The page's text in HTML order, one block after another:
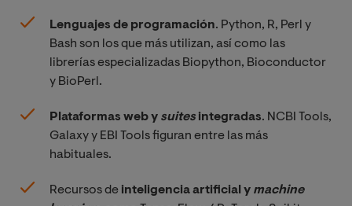
Lenguajes de programación. Python, R, Perl y
Bash son los que más utilizan, así como las
librerías especializadas Biopython, Bioconductor
y BioPerl.
Plataformas web y suites integradas. NCBI Tools,
Galaxy y EBI Tools figuran entre las más
habituales.
Recursos de inteligencia artificial y machine